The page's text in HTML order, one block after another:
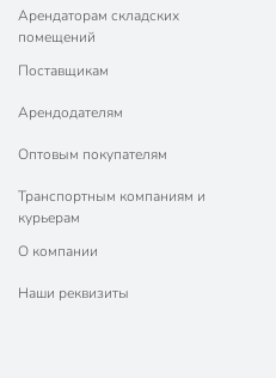
Арендаторам складских
помещений
Поставщикам
Арендодателям
Оптовым покупателям
Транспортным компаниям и
курьерам
О компании
Наши реквизиты